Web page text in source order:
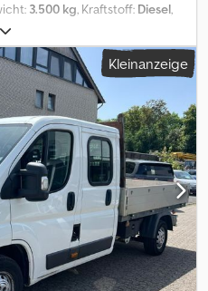
3.500 kg, Kraftstoff: Diesel,
Airbag, Allwetterreifen,
Elektronisches
LKW-Zulassung,
Parksensoren, Rußfilter,
Standheizung,
Winterreifen,
Doppelkabine mit Pritsche!
100 Boxer auf Lager! sofort
Standheizung, Ausbau, 3-
uvm. Wir garantieren ein
höchstmöglichem Nachlass!
lediglich auf das
Pritsche Doppelkabine Dcodpfoi
Kleinanzeige